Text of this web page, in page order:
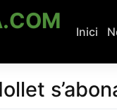
Inici